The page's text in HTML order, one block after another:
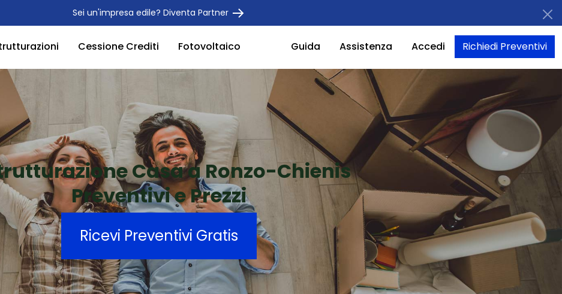
Sei un'impresa edile? Diventa Partner
Cessione Crediti Fotovoltaico Guida Assistenza Accedi Richiedi Preventivi
Casa a Ronzo-Chienis
Preventivi e Prezzi
Ricevi Preventivi Gratis